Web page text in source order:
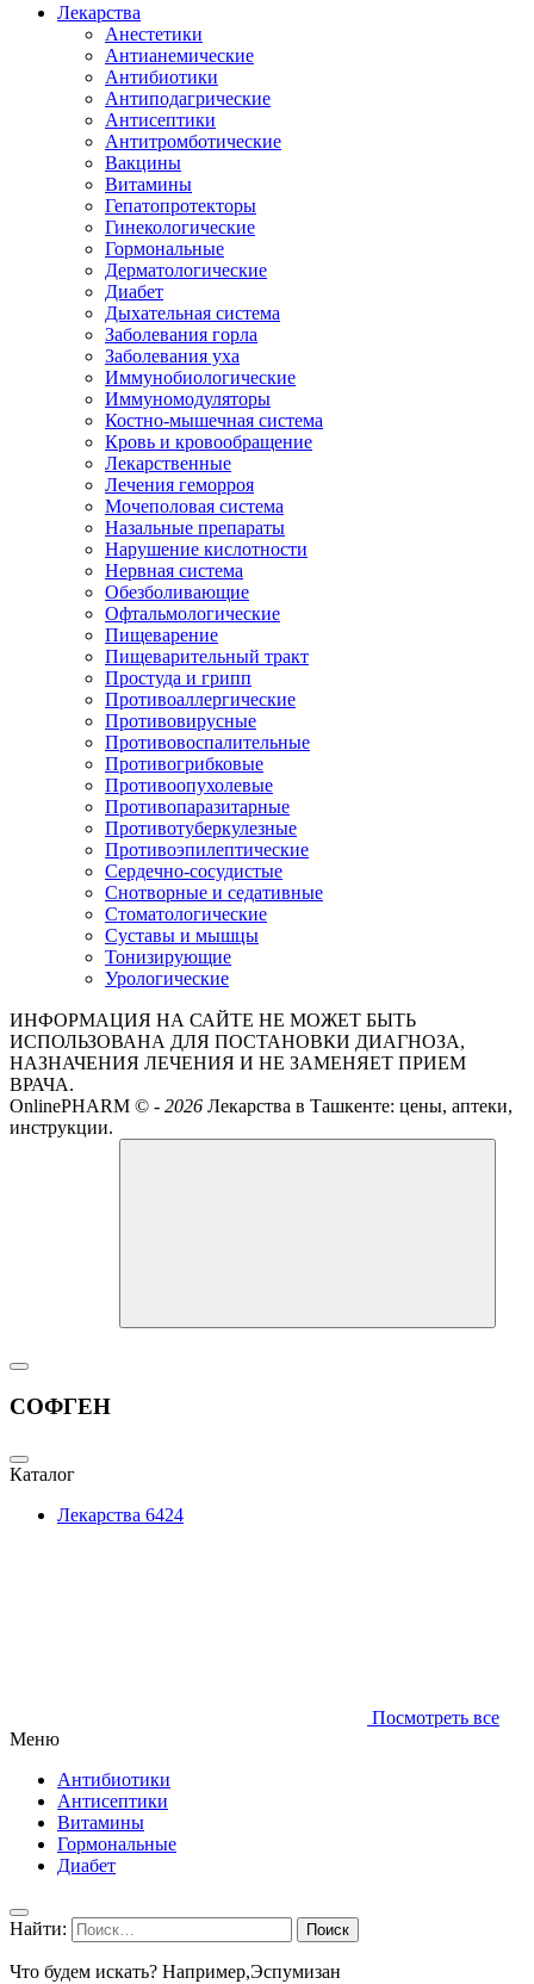
Лекарства
Анестетики
Антианемические
Антибиотики
Антиподагрические
Антисептики
Антитромботические
Вакцины
Витамины
Гепатопротекторы
Гинекологические
Гормональные
Дерматологические
Диабет
Дыхательная система
Заболевания горла
Заболевания уха
Иммунобиологические
Иммуномодуляторы
Костно-мышечная система
Кровь и кровообращение
Лекарственные
Лечения геморроя
Мочеполовая система
Назальные препараты
Нарушение кислотности
Нервная система
Обезболивающие
Офтальмологические
Пищеварение
Пищеварительный тракт
Простуда и грипп
Противоаллергические
Противовирусные
Противовоспалительные
Противогрибковые
Противоопухолевые
Противопаразитарные
Противотуберкулезные
Противоэпилептические
Сердечно-сосудистые
Снотворные и седативные
Стоматологические
Суставы и мышцы
Тонизирующие
Урологические
ИНФОРМАЦИЯ НА САЙТЕ НЕ МОЖЕТ БЫТЬ
ИСПОЛЬЗОВАНА ДЛЯ ПОСТАНОВКИ ДИАГНОЗА,
НАЗНАЧЕНИЯ ЛЕЧЕНИЯ И НЕ ЗАМЕНЯЕТ ПРИЕМ
ВРАЧА.
OnlinePHARM © - 2026 Лекарства в Ташкенте: цены, аптеки,
инструкции.
СОФГЕН
Каталог
Лекарства 6424
Посмотреть все
Меню
Антибиотики
Антисептики
Витамины
Гормональные
Диабет
Найти:
Что будем искать? Например,Эспумизан